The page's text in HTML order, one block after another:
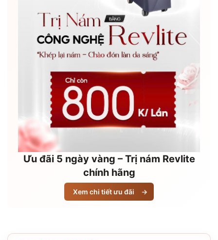
Ưu đãi 5 ngày vàng – Trị nám Revlite
chính hãng
Xem chi tiết ưu đãi →